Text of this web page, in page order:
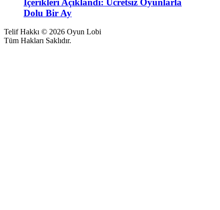
İçerikleri Açıklandı: Ücretsiz Oyunlarla
Dolu Bir Ay
Telif Hakkı © 2026 Oyun Lobi
Tüm Hakları Saklıdır.